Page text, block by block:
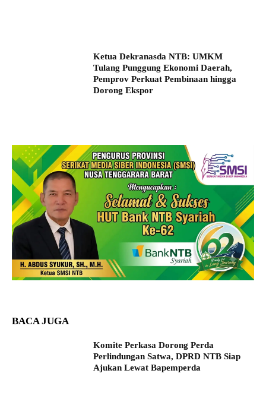
Ketua Dekranasda NTB: UMKM
Tulang Punggung Ekonomi Daerah,
Pemprov Perkuat Pembinaan hingga
Dorong Ekspor
BACA JUGA
Komite Perkasa Dorong Perda
Perlindungan Satwa, DPRD NTB Siap
Ajukan Lewat Bapemperda